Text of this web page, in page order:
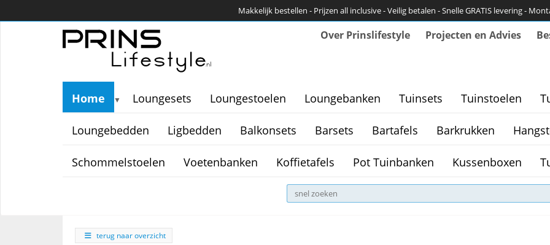
Makkelijk bestellen - Prijzen all inclusive - Veilig betalen - Snelle GRATIS levering -
Over Prinslifestyle Projecten en Advies
Home ▼ Loungesets Loungestoelen Loungebanken Tuinsets Tuinstoelen
Loungebedden Ligbedden Balkonsets Barsets Bartafels Barkrukken
Schommelstoelen Voetenbanken Koffietafels Pot Tuinbanken Kussenboxen
terug naar overzicht